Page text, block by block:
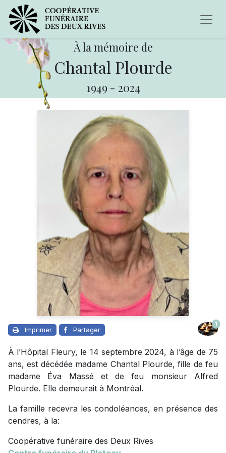
À la mémoire de
Chantal Plourde
1949 - 2024
Imprimer Partager
1
À l’Hôpital Fleury, le 14 septembre 2024, à l’âge de 75
ans, est décédée madame Chantal Plourde, fille de feu
madame Éva Massé et de feu monsieur Alfred
Plourde. Elle demeurait à Montréal.
La famille recevra les condoléances, en présence des
cendres, à la:
Coopérative funéraire des Deux Rives